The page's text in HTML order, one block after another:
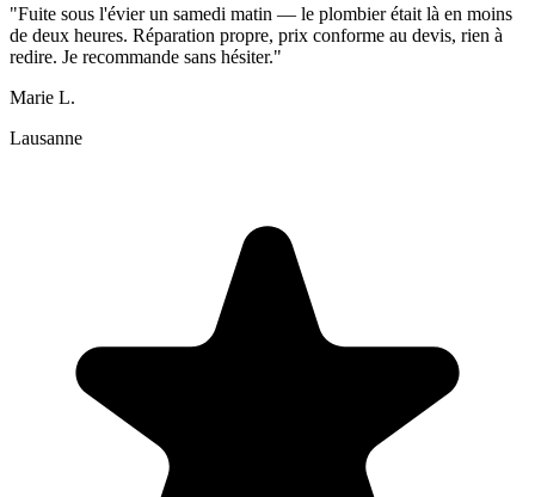
"Fuite sous l'évier un samedi matin — le plombier était là en moins
de deux heures. Réparation propre, prix conforme au devis, rien à
redire. Je recommande sans hésiter."
Marie L.
Lausanne